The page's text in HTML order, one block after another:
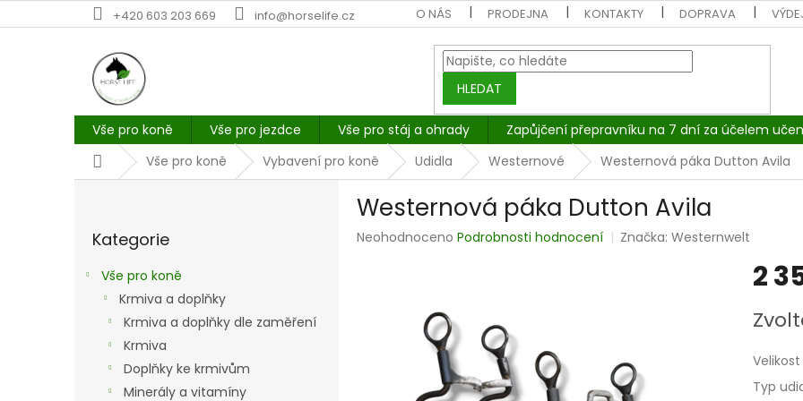
na
+420 603 203 669 info@horselife.cz O NÁS PRODEJNA KONTAKTY DOPRAVA
HLEDAT
Vše pro koně Vše pro jezdce Vše pro stáj a ohrady Zapůjčení přepravníku na 7 dní za účelem
DomůVše pro koně Vybavení pro koně Udidla Westernové Westernová páka Dutton Avila
kategorie
Kategorie
Vše pro koně
Krmiva a doplňky
Krmiva a doplňky dle zaměření
Krmiva
Doplňky ke krmivům
Minerály a vitamíny
Westernová páka Dutton Avila
Průměrné
Neohodnoceno Podrobnosti hodnocení Značka:Westernwelt
2
cena:
Velikost
Typ